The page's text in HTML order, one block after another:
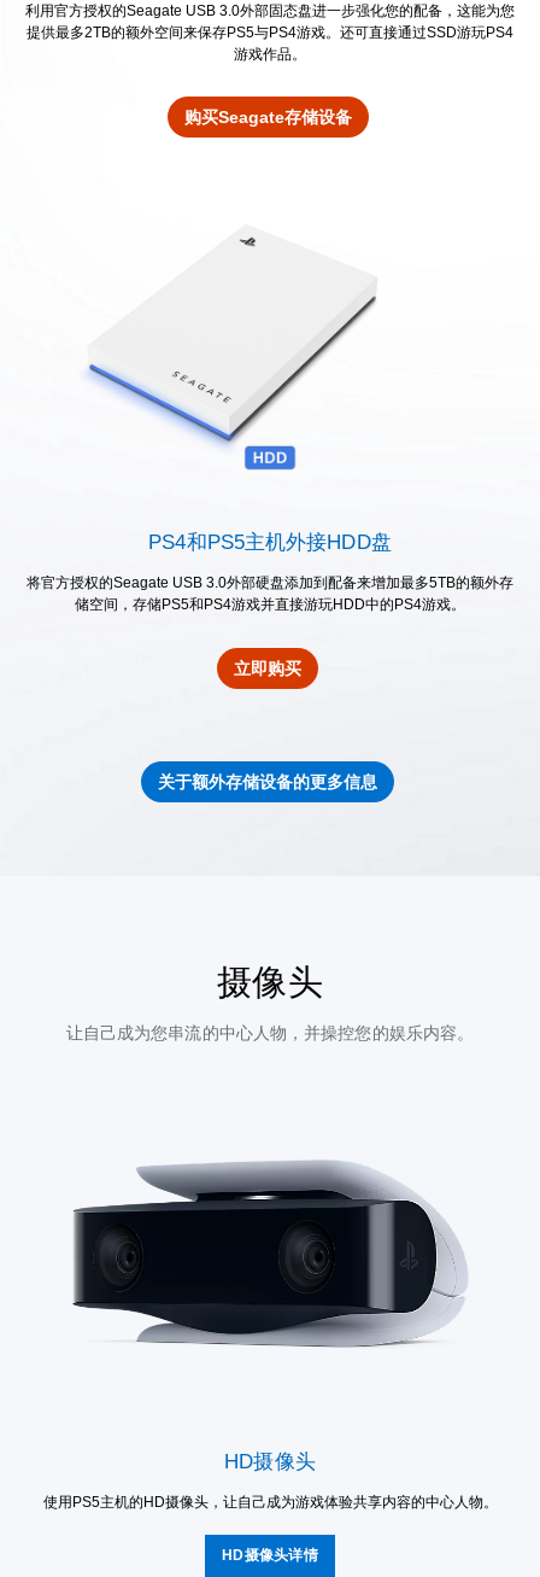
利用官方授权的Seagate USB 3.0外部固态盘进一步强化您的配备，这能为您
提供最多2TB的额外空间来保存PS5与PS4游戏。还可直接通过SSD游玩PS4
游戏作品。
购买Seagate存储设备
PS4和PS5主机外接HDD盘
将官方授权的Seagate USB 3.0外部硬盘添加到配备来增加最多5TB的额外存
储空间，存储PS5和PS4游戏并直接游玩HDD中的PS4游戏。
立即购买
关于额外存储设备的更多信息
摄像头
让自己成为您串流的中心人物，并操控您的娱乐内容。
HD摄像头
使用PS5主机的HD摄像头，让自己成为游戏体验共享内容的中心人物。
HD摄像头详情